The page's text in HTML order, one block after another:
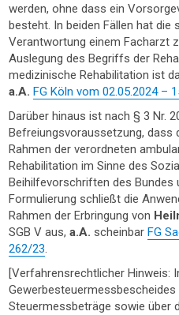
werden, ohne dass ein
besteht. In beiden Fällen hat die
Verantwortung einem Facharzt
Auslegung des Begriffs der
medizinische Rehabilitation ist
a.A. FG Köln vom 02.05.2024 –
Darüber hinaus ist nach § 3 Nr.
Befreiungsvoraussetzung, dass
Rahmen der verordneten
Rehabilitation im Sinne des
Beihilfevorschriften des Bundes
Formulierung schließt die
Rahmen der Erbringung von
SGB V aus,a.A. scheinbarFG
262/23.
[Verfahrensrechtlicher Hinweis:
Steuermessbeträge sowie über